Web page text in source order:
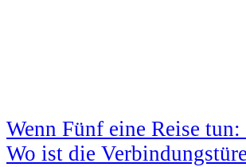
Wenn Fünf eine Reise
Wo ist die